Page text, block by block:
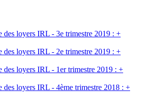
des loyers IRL - 3e trimestre 2019 : +
des loyers IRL - 2e trimestre 2019 : +
des loyers IRL - 1er trimestre 2019 : +
des loyers IRL - 4ème trimestre 2018 : +